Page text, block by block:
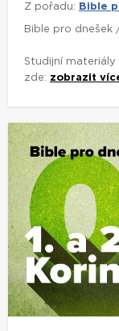
Z pořadu: Bible
Bible pro
Studijní
zde: zobrazit